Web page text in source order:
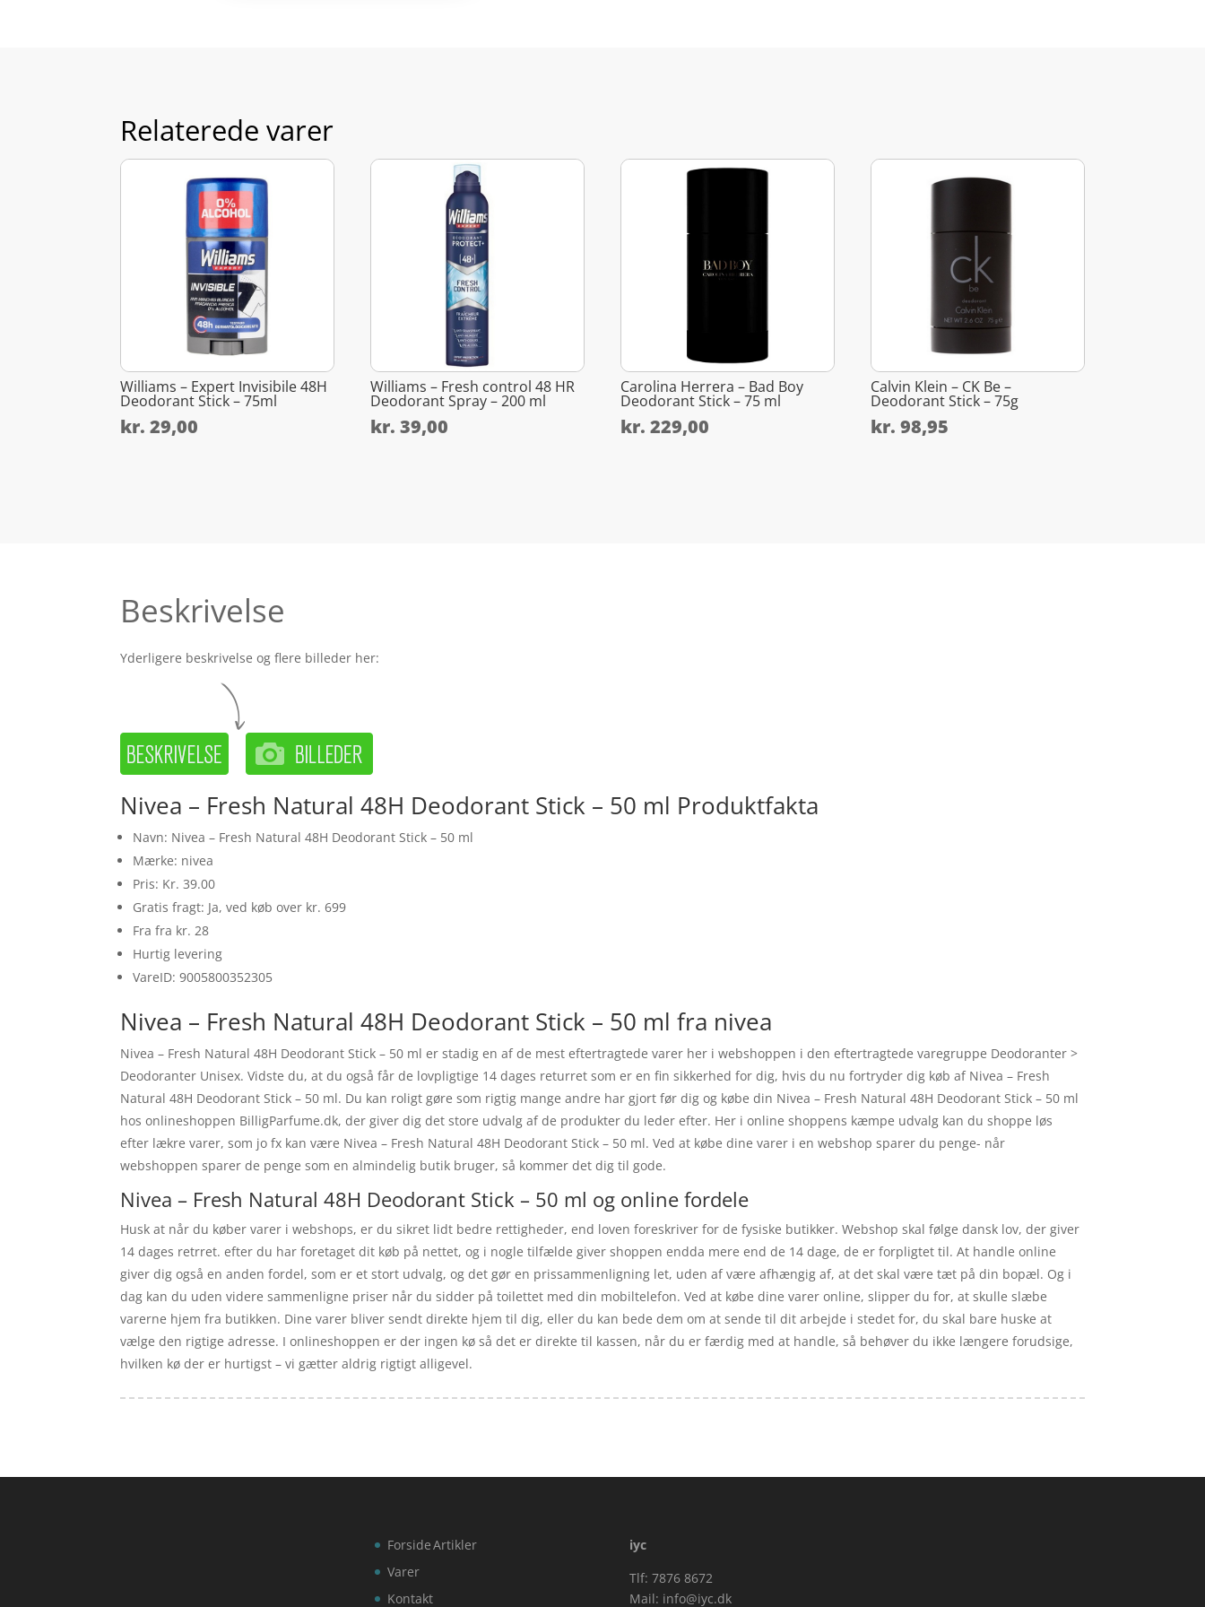
Relaterede varer
Williams – Expert Invisibile 48H
Deodorant Stick – 75ml
kr. 29,00
Williams – Fresh control 48 HR
Deodorant Spray – 200 ml
kr. 39,00
Carolina Herrera – Bad Boy
Deodorant Stick – 75 ml
kr. 229,00
Calvin Klein – CK Be –
Deodorant Stick – 75g
kr. 98,95
Beskrivelse
Yderligere beskrivelse og flere billeder her:
Nivea – Fresh Natural 48H Deodorant Stick – 50 ml Produktfakta
Navn: Nivea – Fresh Natural 48H Deodorant Stick – 50 ml
Mærke: nivea
Pris: Kr. 39.00
Gratis fragt: Ja, ved køb over kr. 699
Fra fra kr. 28
Hurtig levering
VareID: 9005800352305
Nivea – Fresh Natural 48H Deodorant Stick – 50 ml fra nivea
Nivea – Fresh Natural 48H Deodorant Stick – 50 ml er stadig en af de mest eftertragtede varer her i webshoppen i den eftertragtede varegruppe Deodoranter >
Deodoranter Unisex. Vidste du, at du også får de lovpligtige 14 dages returret som er en fin sikkerhed for dig, hvis du nu fortryder dig køb af Nivea – Fresh
Natural 48H Deodorant Stick – 50 ml. Du kan roligt gøre som rigtig mange andre har gjort før dig og købe din Nivea – Fresh Natural 48H Deodorant Stick – 50 ml
hos onlineshoppen BilligParfume.dk, der giver dig det store udvalg af de produkter du leder efter. Her i online shoppens kæmpe udvalg kan du shoppe løs
efter lækre varer, som jo fx kan være Nivea – Fresh Natural 48H Deodorant Stick – 50 ml. Ved at købe dine varer i en webshop sparer du penge- når
webshoppen sparer de penge som en almindelig butik bruger, så kommer det dig til gode.
Nivea – Fresh Natural 48H Deodorant Stick – 50 ml og online fordele
Husk at når du køber varer i webshops, er du sikret lidt bedre rettigheder, end loven foreskriver for de fysiske butikker. Webshop skal følge dansk lov, der giver
14 dages retrret. efter du har foretaget dit køb på nettet, og i nogle tilfælde giver shoppen endda mere end de 14 dage, de er forpligtet til. At handle online
giver dig også en anden fordel, som er et stort udvalg, og det gør en prissammenligning let, uden af være afhængig af, at det skal være tæt på din bopæl. Og i
dag kan du uden videre sammenligne priser når du sidder på toilettet med din mobiltelefon. Ved at købe dine varer online, slipper du for, at skulle slæbe
varerne hjem fra butikken. Dine varer bliver sendt direkte hjem til dig, eller du kan bede dem om at sende til dit arbejde i stedet for, du skal bare huske at
vælge den rigtige adresse. I onlineshoppen er der ingen kø så det er direkte til kassen, når du er færdig med at handle, så behøver du ikke længere forudsige,
hvilken kø der er hurtigst – vi gætter aldrig rigtigt alligevel.
Forside
Varer
Kontakt
Artikler
iyc
Tlf: 7876 8672
Mail: info@iyc.dk